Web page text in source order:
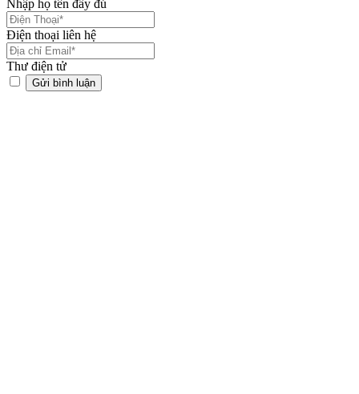
Nhập họ tên đầy đủ
Điện thoại liên hệ
Thư điện tử